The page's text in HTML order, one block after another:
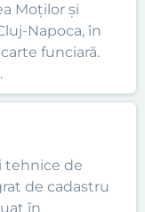
Moților și
Napoca, în
funciară.
tehnice de
de cadastru
în